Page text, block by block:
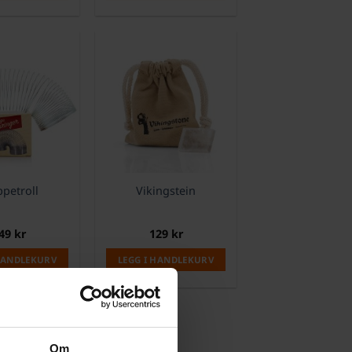
Om
kr
Vikingstein
129 kr
LEGG I HANDLEKURV